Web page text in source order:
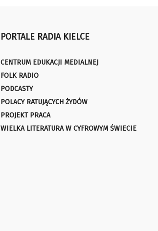
PORTALE RADIA KIELCE
CENTRUM EDUKACJI MEDIALNEJ
FOLK RADIO
PODCASTY
POLACY RATUJĄCYCH ŻYDÓW
PROJEKT PRACA
WIELKA LITERATURA W CYFROWYM ŚWIECIE